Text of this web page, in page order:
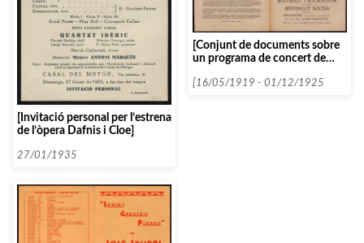
[Invitació personal per l’estrena
de l’òpera Dafnis i Cloe]
27/01/1935
[Conjunt de documents sobre
un programa de concert de
[16/05/1919 - 01/12/1925